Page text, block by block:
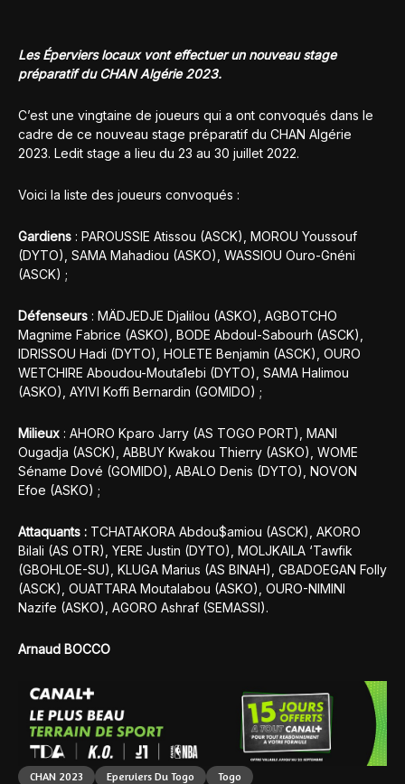
Les Éperviers locaux vont effectuer un nouveau stage
préparatif du CHAN Algérie 2023.
C’est une vingtaine de joueurs qui a ont convoqués dans le
cadre de ce nouveau stage préparatif du CHAN Algérie
2023. Ledit stage a lieu du 23 au 30 juillet 2022.
Voici la liste des joueurs convoqués :
Gardiens : PAROUSSIE Atissou (ASCK), MOROU Youssouf
(DYTO), SAMA Mahadiou (ASKO), WASSIOU Ouro-Gnéni
(ASCK) ;
Défenseurs : MÄDJEDJE Djalilou (ASKO), AGBOTCHO
Magnime Fabrice (ASKO), BODE Abdoul-Sabourh (ASCK),
IDRISSOU Hadi (DYTO), HOLETE Benjamin (ASCK), OURO
WETCHIRE Aboudou-Mouta1ebi (DYTO), SAMA Halimou
(ASKO), AYIVI Koffi Bernardin (GOMIDO) ;
Milieux : AHORO Kparo Jarry (AS TOGO PORT), MANI
Ougadja (ASCK), ABBUY Kwakou Thierry (ASKO), WOME
Séname Dové (GOMIDO), ABALO Denis (DYTO), NOVON
Efoe (ASKO) ;
Attaquants : TCHATAKORA Abdou$amiou (ASCK), AKORO
Bilali (AS OTR), YERE Justin (DYTO), MOLJKAILA ‘Tawfik
(GBOHLOE-SU), KLUGA Marius (AS BINAH), GBADOEGAN Folly
(ASCK), OUATTARA Moutalabou (ASKO), OURO-NIMINI
Nazife (ASKO), AGORO Ashraf (SEMASSI).
Arnaud BOCCO
CHAN 2023 Eperviers Du Togo Togo